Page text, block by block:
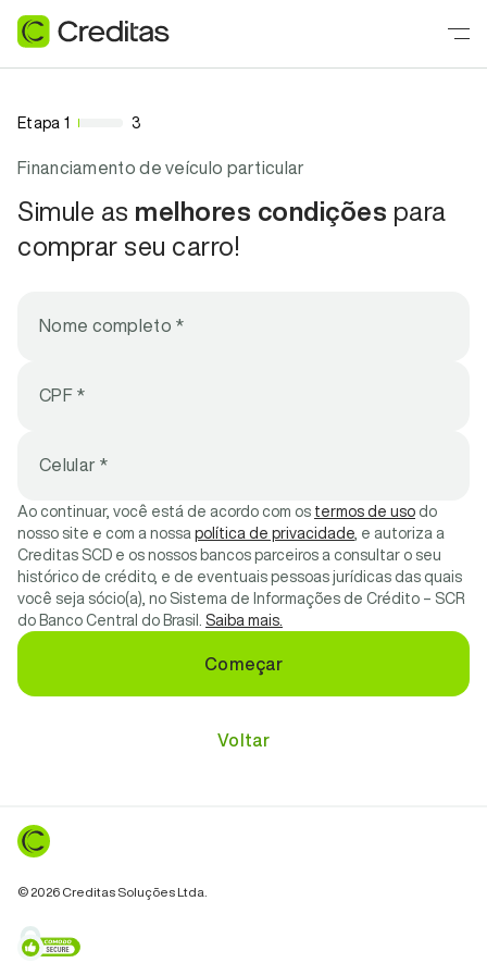
Etapa 1 3
Financiamento de veículo particular
Simule as melhores condições para
comprar seu carro!
Nome completo *
CPF *
Celular *
Ao continuar, você está de acordo com os termos de uso do
nosso site e com a nossa política de privacidade , e autoriza a
Creditas SCD e os nossos bancos parceiros a consultar o seu
histórico de crédito, e de eventuais pessoas jurídicas das quais
você seja sócio(a), no Sistema de Informações de Crédito – SCR
do Banco Central do Brasil.
Saiba mais.
Começar
Voltar
© 2026 Creditas Soluções Ltda.